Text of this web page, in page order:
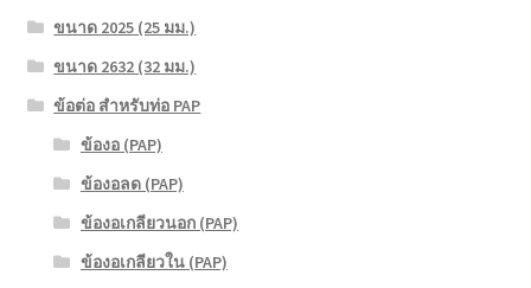
ขนาด 2025 (25 มม.)
ขนาด 2632 (32 มม.)
ข้อต่อ สำหรับท่อ PAP
ข้องอ (PAP)
ข้องอลด (PAP)
ข้องอเกลียวนอก (PAP)
ข้องอเกลียวใน (PAP)